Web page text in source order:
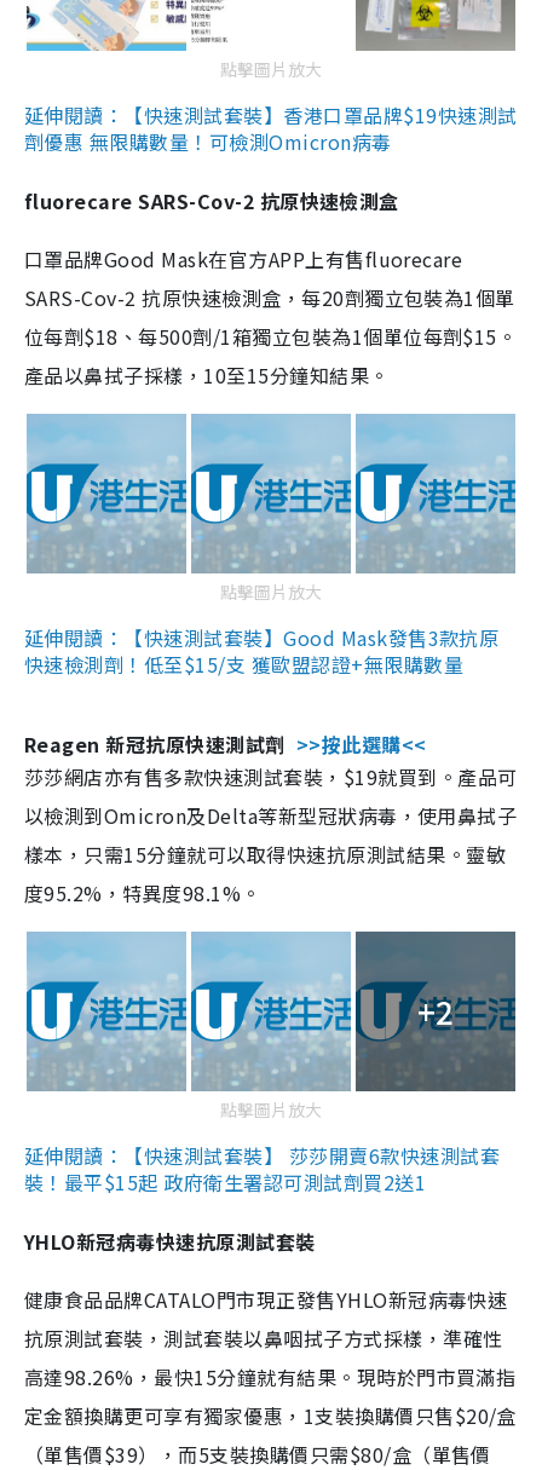
點擊圖片放大
延伸閱讀：【快速測試套裝】香港口罩品牌$19快速測試
劑優惠 無限購數量！可檢測Omicron病毒
fluorecare SARS-Cov-2 抗原快速檢測盒
口罩品牌Good Mask在官方APP上有售fluorecare
SARS-Cov-2 抗原快速檢測盒，每20劑獨立包裝為1個單
位每劑$18、每500劑/1箱獨立包裝為1個單位每劑$15。
產品以鼻拭子採樣，10至15分鐘知結果。
點擊圖片放大
延伸閱讀：【快速測試套裝】Good Mask發售3款抗原
快速檢測劑！低至$15/支 獲歐盟認證+無限購數量
Reagen 新冠抗原快速測試劑 >>按此選購<<
莎莎網店亦有售多款快速測試套裝，$19就買到。產品可
以檢測到Omicron及Delta等新型冠狀病毒，使用鼻拭子
樣本，只需15分鐘就可以取得快速抗原測試結果。靈敏
度95.2%，特異度98.1%。
+2
點擊圖片放大
延伸閱讀：【快速測試套裝】 莎莎開賣6款快速測試套
裝！最平$15起 政府衛生署認可測試劑買2送1
YHLO新冠病毒快速抗原測試套裝
健康食品品牌CATALO門市現正發售YHLO新冠病毒快速
抗原測試套裝，測試套裝以鼻咽拭子方式採樣，準確性
高達98.26%，最快15分鐘就有結果。現時於門市買滿指
定金額換購更可享有獨家優惠，1支裝換購價只售$20/盒
（單售價$39），而5支裝換購價只需$80/盒（單售價